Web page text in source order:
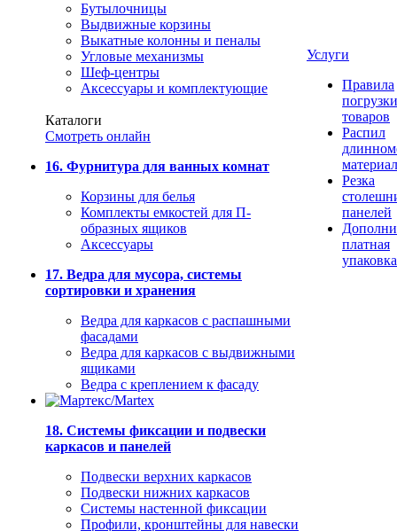
Бутылочницы
Выдвижные корзины
Выкатные колонны и пеналы
Угловые механизмы
Шеф-центры
Аксессуары и комплектующие
Каталоги
Смотреть онлайн
16. Фурнитура для ванных комнат
Корзины для белья
Комплекты емкостей для П-
образных ящиков
Аксессуары
17. Ведра для мусора, системы
сортировки и хранения
Ведра для каркасов с распашными
фасадами
Ведра для каркасов с выдвижными
ящиками
Ведра с креплением к фасаду
18. Системы фиксации и подвески
каркасов и панелей
Подвески верхних каркасов
Подвески нижних каркасов
Системы настенной фиксации
Профили, кронштейны для навески
Услуги
Правила
погрузки
товаров
Распил
Резка
панелей
платная
упаковка